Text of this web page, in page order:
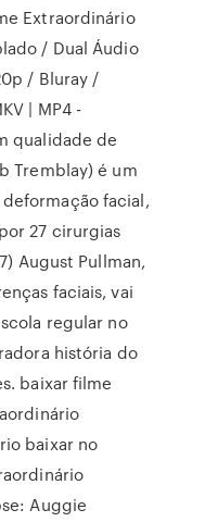
Extraordinário
/ Dual Áudio
/ Bluray /
| MP4 -
qualidade de
Tremblay) é um
facial,
27 cirurgias
August Pullman,
faciais, vai
regular no
história do
baixar filme
baixar no
Auggie